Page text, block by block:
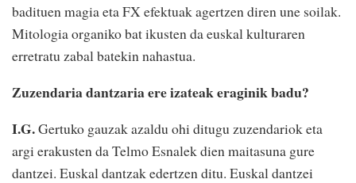
badituen magia eta FX efektuak agertzen diren une soilak.
Mitologia organiko bat ikusten da euskal kulturaren
erretratu zabal batekin nahastua.
Zuzendaria dantzaria ere izateak eraginik badu?
I.G.Gertuko gauzak azaldu ohi ditugu zuzendariok eta
argi erakusten da Telmo Esnalek dien maitasuna gure
dantzei. Euskal dantzak edertzen ditu. Euskal dantzei